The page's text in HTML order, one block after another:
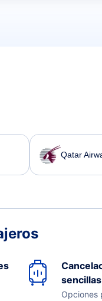
Qatar
sencillas
Opciones